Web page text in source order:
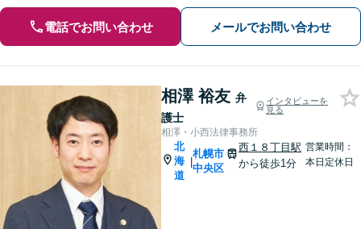
電話でお問い合わせ メールでお問い合わせ
相澤 裕友 弁
護士
インタビューを
見る
相澤・小西法律事務所
北
海
道
|
札幌市
中央区
西１８丁目駅
から徒歩1分
営業時間：
本日定休日